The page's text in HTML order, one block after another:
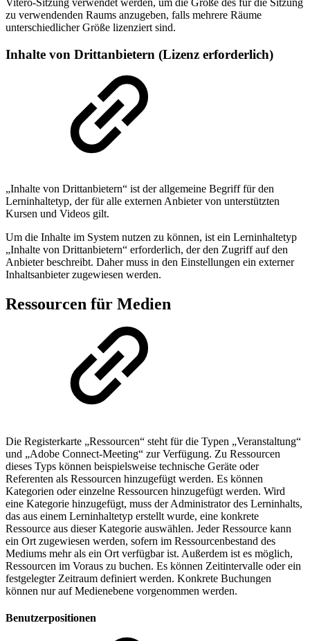
Vitero-Sitzung verwendet werden, um die Größe des für die Sitzung
zu verwendenden Raums anzugeben, falls mehrere Räume
unterschiedlicher Größe lizenziert sind.
Inhalte von Drittanbietern (Lizenz erforderlich)
„Inhalte von Drittanbietern“ ist der allgemeine Begriff für den
Lerninhaltetyp, der für alle externen Anbieter von unterstützten
Kursen und Videos gilt.
Um die Inhalte im System nutzen zu können, ist ein Lerninhaltetyp
„Inhalte von Drittanbietern“ erforderlich, der den Zugriff auf den
Anbieter beschreibt. Daher muss in den Einstellungen ein externer
Inhaltsanbieter zugewiesen werden.
Ressourcen für Medien
Die Registerkarte „Ressourcen“ steht für die Typen „Veranstaltung“
und „Adobe Connect-Meeting“ zur Verfügung. Zu Ressourcen
dieses Typs können beispielsweise technische Geräte oder
Referenten als Ressourcen hinzugefügt werden. Es können
Kategorien oder einzelne Ressourcen hinzugefügt werden. Wird
eine Kategorie hinzugefügt, muss der Administrator des Lerninhalts,
das aus einem Lerninhaltetyp erstellt wurde, eine konkrete
Ressource aus dieser Kategorie auswählen. Jeder Ressource kann
ein Ort zugewiesen werden, sofern im Ressourcenbestand des
Mediums mehr als ein Ort verfügbar ist. Außerdem ist es möglich,
Ressourcen im Voraus zu buchen. Es können Zeitintervalle oder ein
festgelegter Zeitraum definiert werden. Konkrete Buchungen
können nur auf Medienebene vorgenommen werden.
Benutzerpositionen